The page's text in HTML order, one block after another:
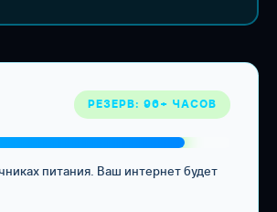
РЕЗЕРВ: 96+ ЧАСОВ
питания. Ваш интернет будет